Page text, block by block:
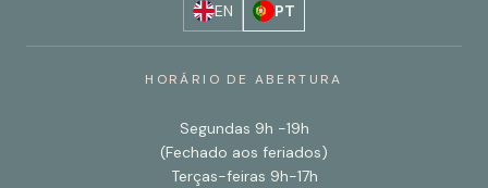
EN PT
HORÁRIO DE ABERTURA
Segundas 9h -19h
(Fechado aos feriados)
Terças-feiras 9h-17h